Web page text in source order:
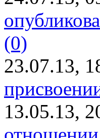
(0)
23.07.13,
13.05.13,